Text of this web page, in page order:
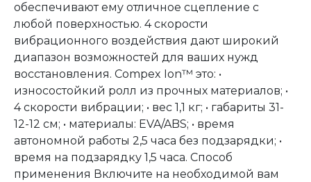
обеспечивают ему отличное сцепление с
любой поверхностью. 4 скорости
вибрационного воздействия дают широкий
диапазон возможностей для ваших нужд
восстановления. Compex Ion™ это: •
износостойкий ролл из прочных материалов; •
4 скорости вибрации; • вес 1,1 кг; • габариты 31-
12-12 см; • материалы: EVA/ABS; • время
автономной работы 2,5 часа без подзарядки; •
время на подзарядку 1,5 часа. Способ
применения Включите на необходимой вам